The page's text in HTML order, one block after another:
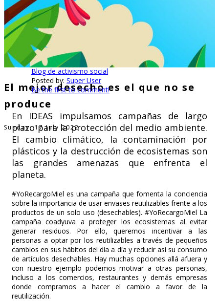
El mejor desecho es el que no se
produce
Sunday, 17 July 2022
Blog de activismo social
Posted by: Super User
Be the first to comment!
En IDEAS impulsamos campañas de largo
plazo para la protección del medio ambiente.
El cambio climático, la contaminación por
plásticos y la destrucción de ecosistemas son
las grandes amenazas que enfrenta el
planeta.
#YoRecargoMiel es una campaña que fomenta la conciencia
sobre la importancia de usar envases reutilizables frente a los
productos de un solo uso (desechables). #YoRecargoMiel La
campaña coadyuva a proteger los ecosistemas al evitar
generar residuos. Por ello, queremos incentivar a las
personas a optar por los reutilizables a través de pequeños
cambios en sus hábitos del día a día y reducir así su consumo
de artículos desechables. Hay muchas opciones allá afuera y
con nuestro ejemplo podemos motivar a otras personas,
incluso a los comercios, restaurantes y demás empresas
donde compramos a hacer el cambio a favor de la
reutilización.